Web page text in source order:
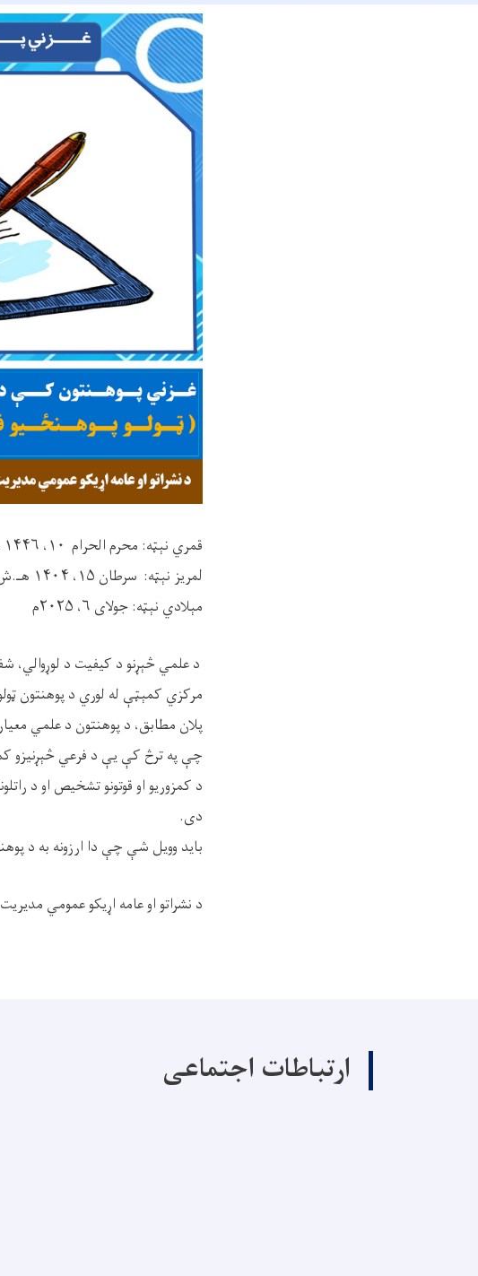
قمري نېټه: محرم الحرام ۱۰، ۱۴۴۶ هـ.ق
لمريز نېټه: سرطان ۱۵، ۱۴۰۴ هـ.ش
مېلادي نېټه: جولای ۶، ۲۰۲۵م
د علمي څېړنو د کیفیت د لوړوالي،
مرکزي کمېټې له لوري د پوهنتون
پلان مطابق، د پوهنتون د علمي
چې په ترڅ کې یې د فرعي څېړنیزو
د کمزوریو او قوتونو تشخیص او د
دی.
باید وویل شې چې دا ارزونه به د
د نشراتو او عامه اړیکو عمومي مدیریت
ارتباطات اجتماعی